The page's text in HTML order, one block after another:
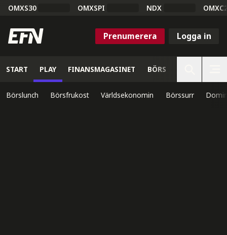
OMXS30 OMXSPI NDX
Prenumerera Logga in
START PLAY FINANSMAGASINET BÖRS
Börslunch Börsfrukost Världsekonomin Börssurr